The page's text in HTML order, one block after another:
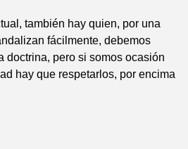
también hay quien, por una
fácilmente, debemos
doctrina, pero si somos ocasión
hay que respetarlos, por encima